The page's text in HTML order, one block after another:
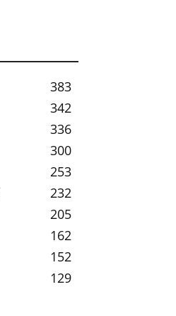
383
342
336
300
253
232
205
162
152
129